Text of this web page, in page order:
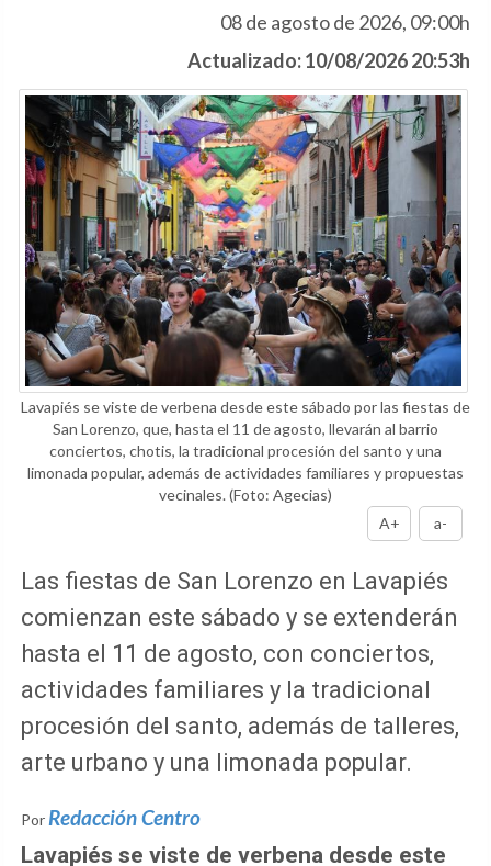
08 de agosto de 2026, 09:00h
Actualizado: 10/08/2026 20:53h
Lavapiés se viste de verbena desde este sábado por las fiestas de
San Lorenzo, que, hasta el 11 de agosto, llevarán al barrio
conciertos, chotis, la tradicional procesión del santo y una
limonada popular, además de actividades familiares y propuestas
vecinales.(Foto: Agecias)
A+
a-
Las fiestas de San Lorenzo en Lavapiés
comienzan este sábado y se extenderán
hasta el 11 de agosto, con conciertos,
actividades familiares y la tradicional
procesión del santo, además de talleres,
arte urbano y una limonada popular.
Por Redacción Centro
Lavapiés se viste de verbena desde este